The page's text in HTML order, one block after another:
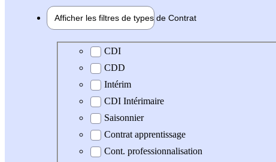
Afficher les filtres de types de Contrat
Type de contrat
CDI
CDD
Intérim
CDI Intérimaire
Saisonnier
Contrat apprentissage
Cont. professionnalisation